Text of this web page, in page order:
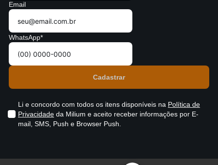
Email
WhatsApp*
Li e concordo com todos os itens disponíveis na Política de
Privacidade da Milium e aceito receber informações por E-
mail, SMS, Push e Browser Push.